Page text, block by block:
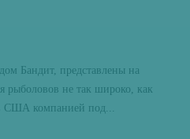
Бандит, представлены на
рыболовов не так широко, как
США компанией под...